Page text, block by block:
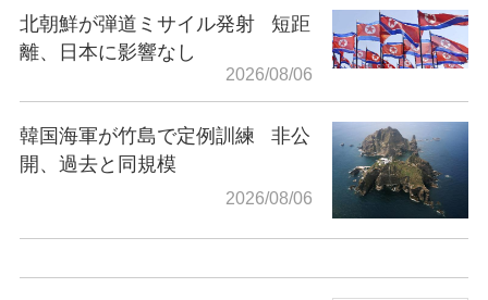
北朝鮮が弾道ミサイル発射
短距
離、日本に影響なし
2026/08/06
韓国海軍が竹島で定例訓練
非公
開、過去と同規模
2026/08/06